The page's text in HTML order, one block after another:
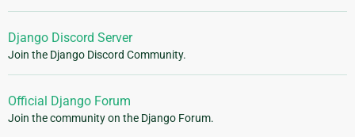
Django Discord Server
Join the Django Discord Community.
Official Django Forum
Join the community on the Django Forum.